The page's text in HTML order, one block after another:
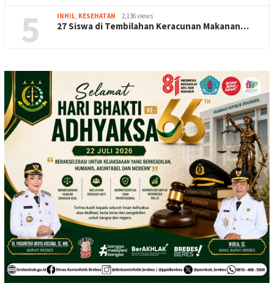
5 INHIL, KESEHATAN 2,136 views
27 Siswa di Tembilahan Keracunan Makanan…